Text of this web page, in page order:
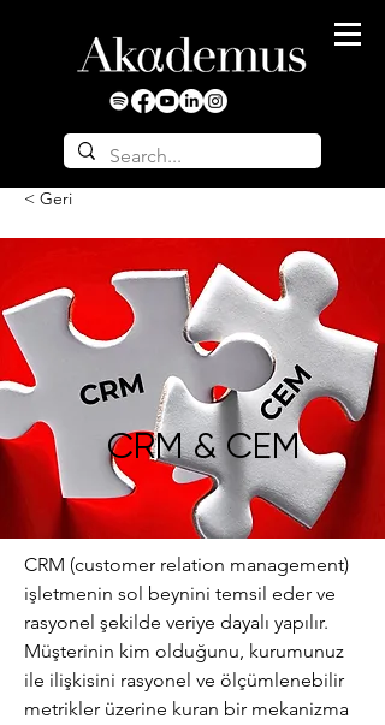
< Geri
CRM & CEM
CRM (customer relation management)
işletmenin sol beynini temsil eder ve
rasyonel şekilde veriye dayalı yapılır.
Müşterinin kim olduğunu, kurumunuz
ile ilişkisini rasyonel ve ölçümlenebilir
metrikler üzerine kuran bir mekanizma